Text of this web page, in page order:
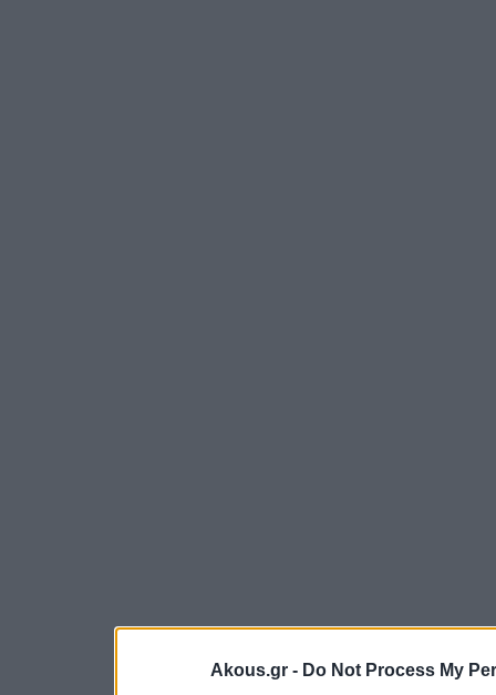
Akous.gr - Do Not Process My